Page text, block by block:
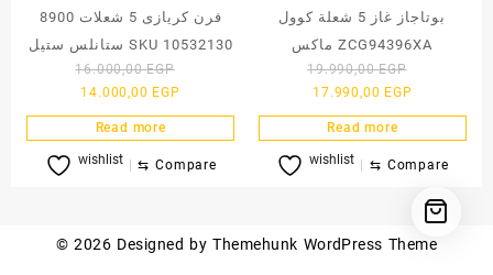
8900 فرن كريازى 5 شعلات
ستانلس ستيل SKU 10532130
16.000,00EGP
was:
16.000,00 EGP.
14.000,00 EGP
price
is:
14.000,00 EGP.
Read more
wishlist ⇆ Compare
بوتاجاز غاز 5 شعلة كوول
ماكس ZCG94396XA
19.990,00EGP
was:
19.990,00
17.990,00 EGP
price
is:
17.990,00
Read more
wishlist ⇆ Compare
© 2026 Designed by Themehunk WordPress Theme